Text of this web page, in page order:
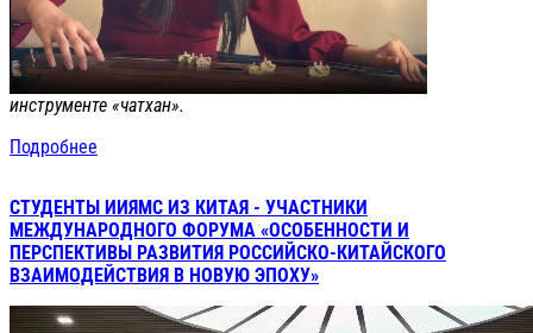
инструменте «чатхан».
Подробнее
СТУДЕНТЫ ИИЯМС ИЗ КИТАЯ - УЧАСТНИКИ
МЕЖДУНАРОДНОГО ФОРУМА «ОСОБЕННОСТИ И
ПЕРСПЕКТИВЫ РАЗВИТИЯ РОССИЙСКО-КИТАЙСКОГО
ВЗАИМОДЕЙСТВИЯ В НОВУЮ ЭПОХУ»